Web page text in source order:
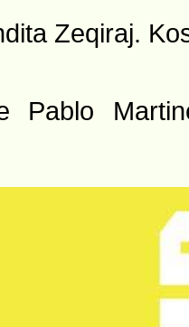
Zeqiraj.
Pablo